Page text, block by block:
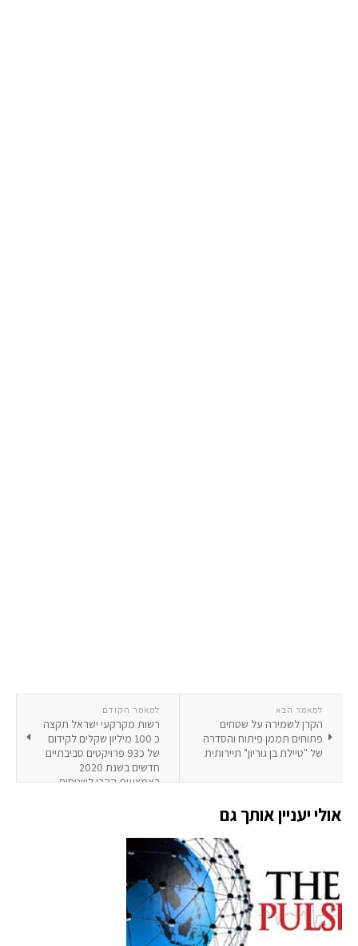
למאמר הקודם
רשות מקרקעי ישראל תקצה
כ 100 מיליון שקלים לקידום
של כ93 פרויקטים סביבתיים
חדשים בשנת 2020
באמצעות הקרן לשטחים
למאמר הבא
הקרן לשמירה על שטחים
פתוחים תממן פיתוח והסדרה
של "טיילת בן גוריון" תיירותית
אולי יעניין אותך גם